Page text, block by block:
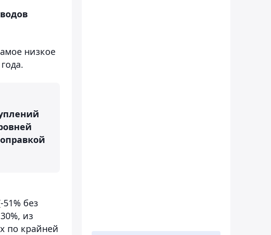
низкое
без
из
по крайней